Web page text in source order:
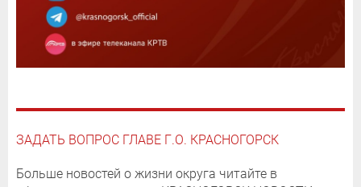
ЗАДАТЬ ВОПРОС ГЛАВЕ Г.О. КРАСНОГОРСК
Больше новостей о жизни округа читайте в